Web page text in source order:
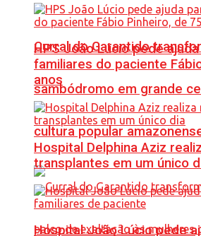
Curral do Garantido
sambódromo em grande
cultura popular
HPS João Lúcio pede
familiares do paciente
anos
Hospital Delphina Aziz
transplantes em um único
Hospital João Lúcio pede